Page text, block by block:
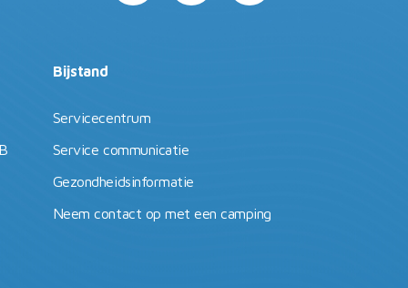
Bijstand
Servicecentrum
Service communicatie
Gezondheidsinformatie
Neem contact op met een camping